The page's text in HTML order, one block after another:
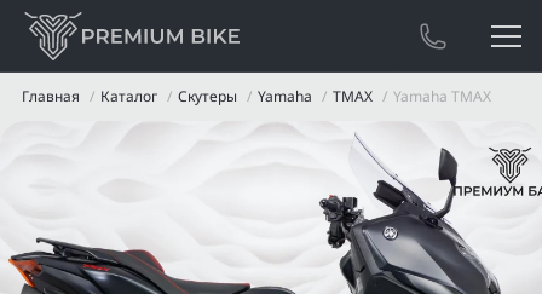
Главная Каталог Скутеры Yamaha TMAX Yamaha TMAX